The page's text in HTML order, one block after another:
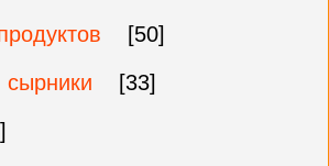
[50]
[33]